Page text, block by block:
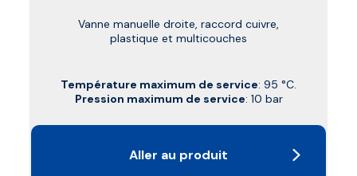
Vanne manuelle droite, raccord cuivre,
plastique et multicouches
Température maximum de service: 95 °C.
Pression maximum de service: 10 bar
Aller au produit